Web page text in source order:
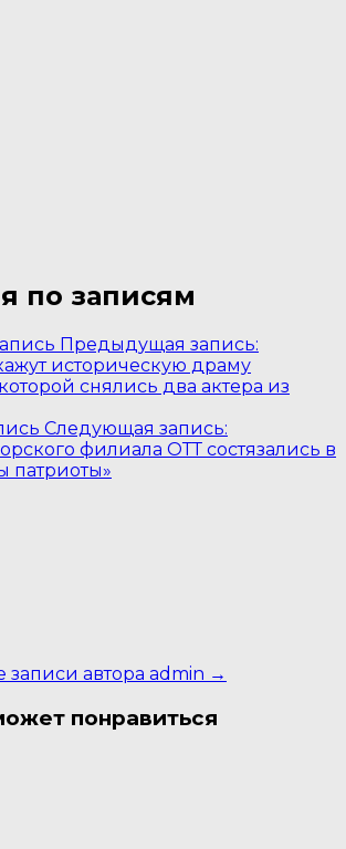
по записям
Предыдущая запись:
историческую драму
снялись два актера из
Следующая запись:
филиала ОТТ состязались в
патриоты»
записи автора admin →
понравиться